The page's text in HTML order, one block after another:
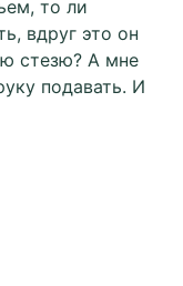
то ли
вдруг это он
стезю? А мне
подавать. И